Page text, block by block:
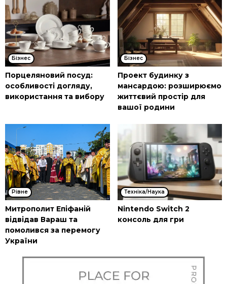
Бізнес
Порцеляновий посуд:
особливості догляду,
використання та вибору
Бізнес
Проект будинку з
мансардою: розширюємо
життєвий простір для
вашої родини
Рівне
Митрополит Епіфаній
відвідав Вараш та
помолився за перемогу
України
Техніка/Наука
Nintendo Switch 2
консоль для гри